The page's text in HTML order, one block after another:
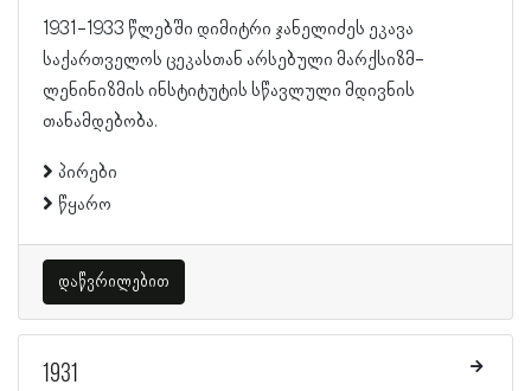
1931-1933 წლებში დიმიტრი ჯანელიძეს ეკავა
საქართველოს ცეკასთან არსებული მარქსიზმ-
ლენინიზმის ინსტიტუტის სწავლული მდივნის
თანამდებობა.
პირები
წყარო
დაწვრილებით
1931